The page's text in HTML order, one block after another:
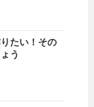
たい！その
う